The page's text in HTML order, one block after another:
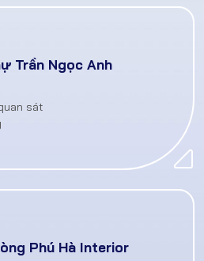
Trần Ngọc Anh
sát
Phú Hà Interior